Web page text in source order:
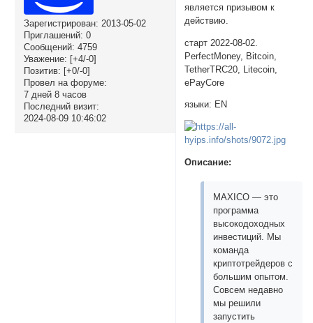
Зарегистрирован: 2013-05-02
Приглашений: 0
Сообщений: 4759
Уважение: [+4/-0]
Позитив: [+0/-0]
Провел на форуме:
7 дней 8 часов
Последний визит:
2024-08-09 10:46:02
является призывом к
действию.
старт 2022-08-02.
PerfectMoney, Bitcoin,
TetherTRC20, Litecoin,
ePayCore
языки: EN
Описание:
MAXICO — это
программа
высокодоходных
инвестиций. Мы
команда
криптотрейдеров с
большим опытом.
Совсем недавно
мы решили
запустить